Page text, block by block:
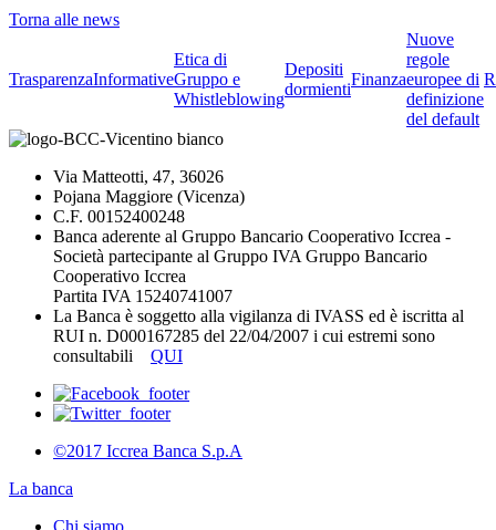
Torna alle news
TrasparenzaInformative
Etica di
Gruppo e
Whistleblowing
Depositi
dormienti
Finanza
Nuove
regole
europee di
definizione
del default
Via Matteotti, 47, 36026
Pojana Maggiore (Vicenza)
C.F. 00152400248
Banca aderente al Gruppo Bancario Cooperativo Iccrea -
Società partecipante al Gruppo IVA Gruppo Bancario
Cooperativo Iccrea
Partita IVA 15240741007
La Banca è soggetto alla vigilanza di IVASS ed è iscritta al
RUI n. D000167285 del 22/04/2007 i cui estremi sono
consultabili QUI
©2017 Iccrea Banca S.p.A
La banca
Chi siamo